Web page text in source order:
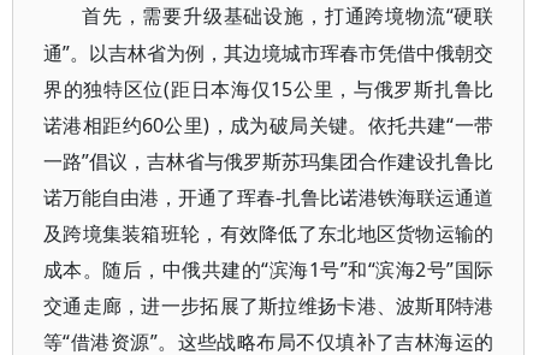
首先，需要升级基础设施，打通跨境物流“硬联
通”。以吉林省为例，其边境城市珲春市凭借中俄朝交
界的独特区位(距日本海仅15公里，与俄罗斯扎鲁比
诺港相距约60公里)，成为破局关键。依托共建“一带
一路”倡议，吉林省与俄罗斯苏玛集团合作建设扎鲁比
诺万能自由港，开通了珲春-扎鲁比诺港铁海联运通道
及跨境集装箱班轮，有效降低了东北地区货物运输的
成本。随后，中俄共建的“滨海1号”和“滨海2号”国际
交通走廊，进一步拓展了斯拉维扬卡港、波斯耶特港
等“借港资源”。这些战略布局不仅填补了吉林海运的